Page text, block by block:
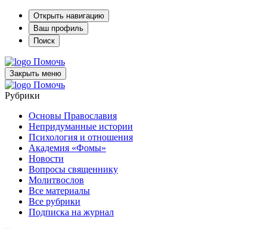
Открыть навигацию
Ваш профиль
Поиск
Помочь
Закрыть меню
Помочь
Рубрики
Основы Православия
Непридуманные истории
Психология и отношения
Академия «Фомы»
Новости
Вопросы священнику
Молитвослов
Все материалы
Все рубрики
Подписка на журнал